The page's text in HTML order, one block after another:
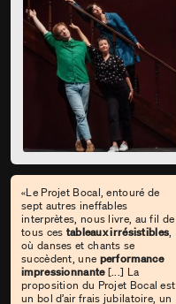
«Le Projet Bocal, entouré de
sept autres ineffables
interprètes, nous livre, au fil de
tous ces tableaux irrésistibles,
où danses et chants se
succèdent, une performance
impressionnante[...] La
proposition du Projet Bocal est
un bol d’air frais jubilatoire, un